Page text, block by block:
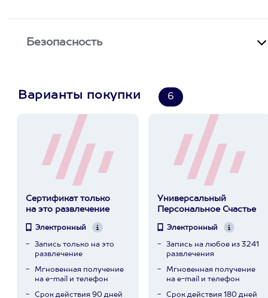
Безопасность
Варианты покупки 6
Сертификат только
на это развлечение
Электронный
Запись только на это
развлечение
Мгновенная получение
на e-mail и телефон
Срок действия 90 дней
Универсальный
Персональное Счастье
Электронный
Запись на любое из 3241
развлечения
Мгновенная получение
на e-mail и телефон
Срок действия 180 дней